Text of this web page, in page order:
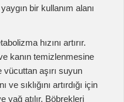
idrar yoluyla atılması
ağrısı, artrit ve
bir çözüm olabilir. Ağrı
ajandır; etkilenmiş
azaltır. (5)